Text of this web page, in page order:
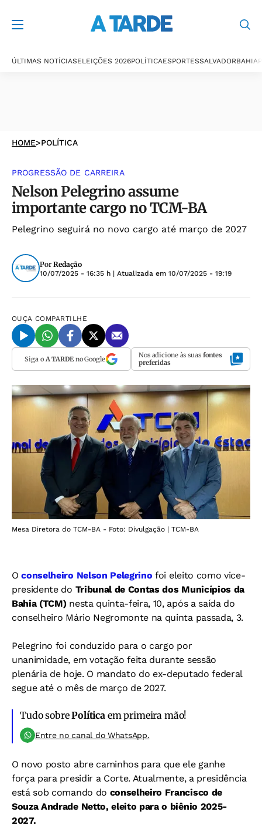
ÚLTIMAS NOTÍCIASELEIÇÕES 2026POLÍTICAESPORTESSALVADORBAHIA
HOME>POLÍTICA
PROGRESSÃO DE CARREIRA
Nelson Pelegrino assume
importante cargo no TCM-BA
Pelegrino seguirá no novo cargo até março de 2027
Por Redação
10/07/2025 - 16:35 h | Atualizada em 10/07/2025 - 19:19
OUÇA COMPARTILHE
Siga o A TARDEno Google Nos adicione às suas fontes
preferidas
Mesa Diretora do TCM-BA - Foto: Divulgação | TCM-BA
Oconselheiro Nelson Pelegrino foi eleito como vice-
presidente do Tribunal de Contas dos Municípios da
Bahia (TCM)nesta quinta-feira, 10, após a saída do
conselheiro Mário Negromonte na quinta passada, 3.
Pelegrino foi conduzido para o cargo por
unanimidade, em votação feita durante sessão
plenária de hoje. O mandato do ex-deputado federal
segue até o mês de março de 2027.
Tudo sobrePolíticaem primeira mão!
Entre no canal do WhatsApp.
O novo posto abre caminhos para que ele ganhe
força para presidir a Corte. Atualmente, a presidência
está sob comando do conselheiro Francisco de
Souza Andrade Netto, eleito para o biênio 2025-
2027.